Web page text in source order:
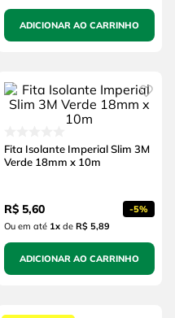
ADICIONAR AO CARRINHO
Fita Isolante Imperial Slim 3M
Verde 18mm x 10m
R$ 5,60 -5%
Ou em até 1xde R$ 5,89
ADICIONAR AO CARRINHO